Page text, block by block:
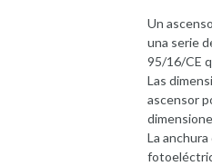
Un
una serie
95/16/CE
Las
ascensor
La